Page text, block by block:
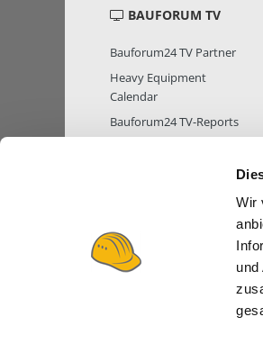
Wir
BAUFORUM TV
Bauforum24 TV Partner
Heavy Equipment
Calendar
Bauforum24 TV-Reports
MITGLIEDER